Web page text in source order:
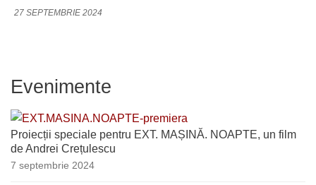
27 SEPTEMBRIE 2024
Evenimente
Proiecții speciale pentru EXT. MAȘINĂ. NOAPTE, un film
de Andrei Crețulescu
7 septembrie 2024